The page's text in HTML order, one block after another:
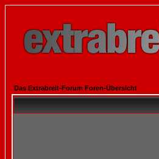
Das Extrabreit-Forum Foren-Übersicht